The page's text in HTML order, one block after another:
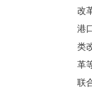
改
港
类
革
联